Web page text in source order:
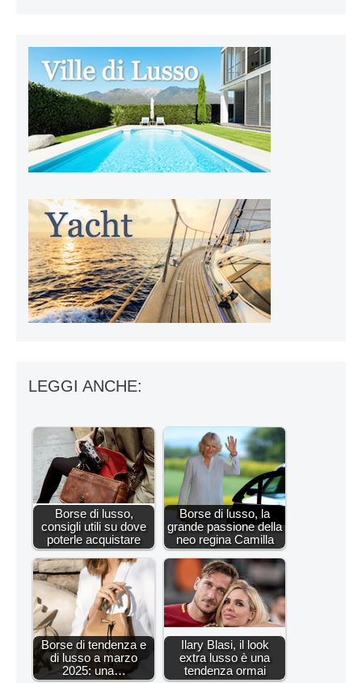
LEGGI ANCHE:
Borse di lusso,
consigli utili su dove
poterle acquistare
Borse di lusso, la
grande passione della
neo regina Camilla
Borse di tendenza e
di lusso a marzo
2025: una…
Ilary Blasi, il look
extra lusso è una
tendenza ormai